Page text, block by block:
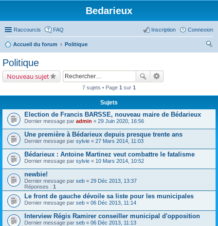
Bedarieux
Raccourcis FAQ Connexion
Inscription
Accueil du forum
Politique
Politique
Nouveau sujet
7 sujets • Page 1 sur 1
Sujets
Election de Francis BARSSE, nouveau maire de Bédarieux
Dernier message par admin « 29 Juin 2020, 16:56
Une première à Bédarieux depuis presque trente ans
Dernier message par sylvie « 27 Mars 2014, 11:03
Bédarieux : Antoine Martinez veut combattre le fatalisme
Dernier message par sylvie « 10 Mars 2014, 10:52
newbie!
Dernier message par seb « 29 Déc 2013, 13:37
Réponses : 1
Le front de gauche dévoile sa liste pour les municipales
Dernier message par seb « 06 Déc 2013, 11:14
Interview Régis Ramirer conseiller municipal d'opposition
Dernier message par seb « 06 Déc 2013, 11:13